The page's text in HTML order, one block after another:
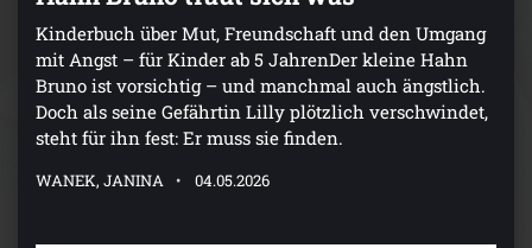
Kinderbuch über Mut, Freundschaft und den Umgang
mit Angst – für Kinder ab 5 JahrenDer kleine Hahn
Bruno ist vorsichtig – und manchmal auch ängstlich.
Doch als seine Gefährtin Lilly plötzlich verschwindet,
steht für ihn fest: Er muss sie finden.
WANEK, JANINA 04.05.2026